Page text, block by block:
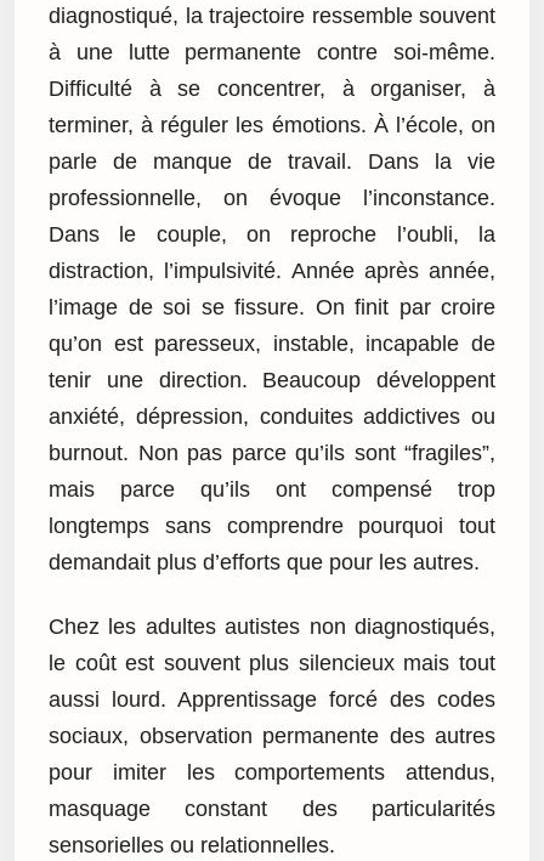
diagnostiqué, la trajectoire ressemble souvent
à une lutte permanente contre soi-même.
Difficulté à se concentrer, à organiser, à
terminer, à réguler les émotions. À l’école, on
parle de manque de travail. Dans la vie
professionnelle, on évoque l’inconstance.
Dans le couple, on reproche l’oubli, la
distraction, l’impulsivité. Année après année,
l’image de soi se fissure. On finit par croire
qu’on est paresseux, instable, incapable de
tenir une direction. Beaucoup développent
anxiété, dépression, conduites addictives ou
burnout. Non pas parce qu’ils sont “fragiles”,
mais parce qu’ils ont compensé trop
longtemps sans comprendre pourquoi tout
demandait plus d’efforts que pour les autres.
Chez les adultes autistes non diagnostiqués,
le coût est souvent plus silencieux mais tout
aussi lourd. Apprentissage forcé des codes
sociaux, observation permanente des autres
pour imiter les comportements attendus,
masquage constant des particularités
sensorielles ou relationnelles.